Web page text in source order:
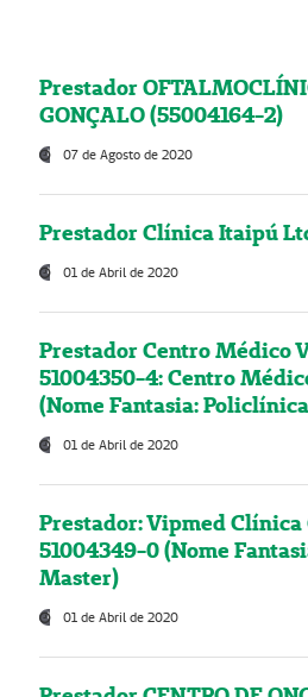
Prestador
GONÇALO (55004164-2)
07 de Agosto de 2020
Prestador Clínica Itaipú
01 de Abril de 2020
Prestador Centro Médico
51004350-4: Centro
(Nome Fantasia:
01 de Abril de 2020
Prestador: Vipmed Clínica
51004349-0 (Nome
Master)
01 de Abril de 2020